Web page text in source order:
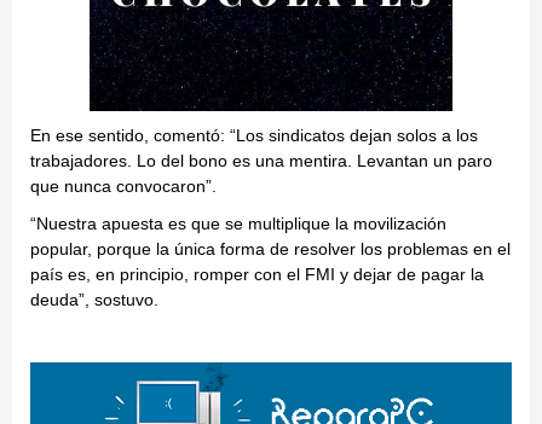
En ese sentido, comentó: “Los sindicatos dejan solos a los
trabajadores. Lo del bono es una mentira. Levantan un paro
que nunca convocaron”.
“Nuestra apuesta es que se multiplique la movilización
popular, porque la única forma de resolver los problemas en el
país es, en principio, romper con el FMI y dejar de pagar la
deuda”, sostuvo.